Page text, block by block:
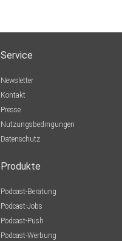
Service
Newsletter
Kontakt
Presse
Nutzungsbedingungen
Datenschutz
Produkte
Podcast-Beratung
Podcast-Jobs
Podcast-Push
Podcast-Werbung